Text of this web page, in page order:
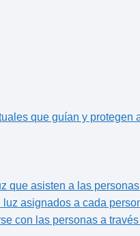
que guían y protegen
que asisten a las
asignados a cada
con las personas a